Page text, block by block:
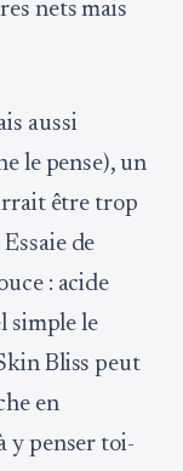
nets mais
aussi
le pense), un
être trop
de
: acide
simple le
Bliss peut
en
y penser toi-